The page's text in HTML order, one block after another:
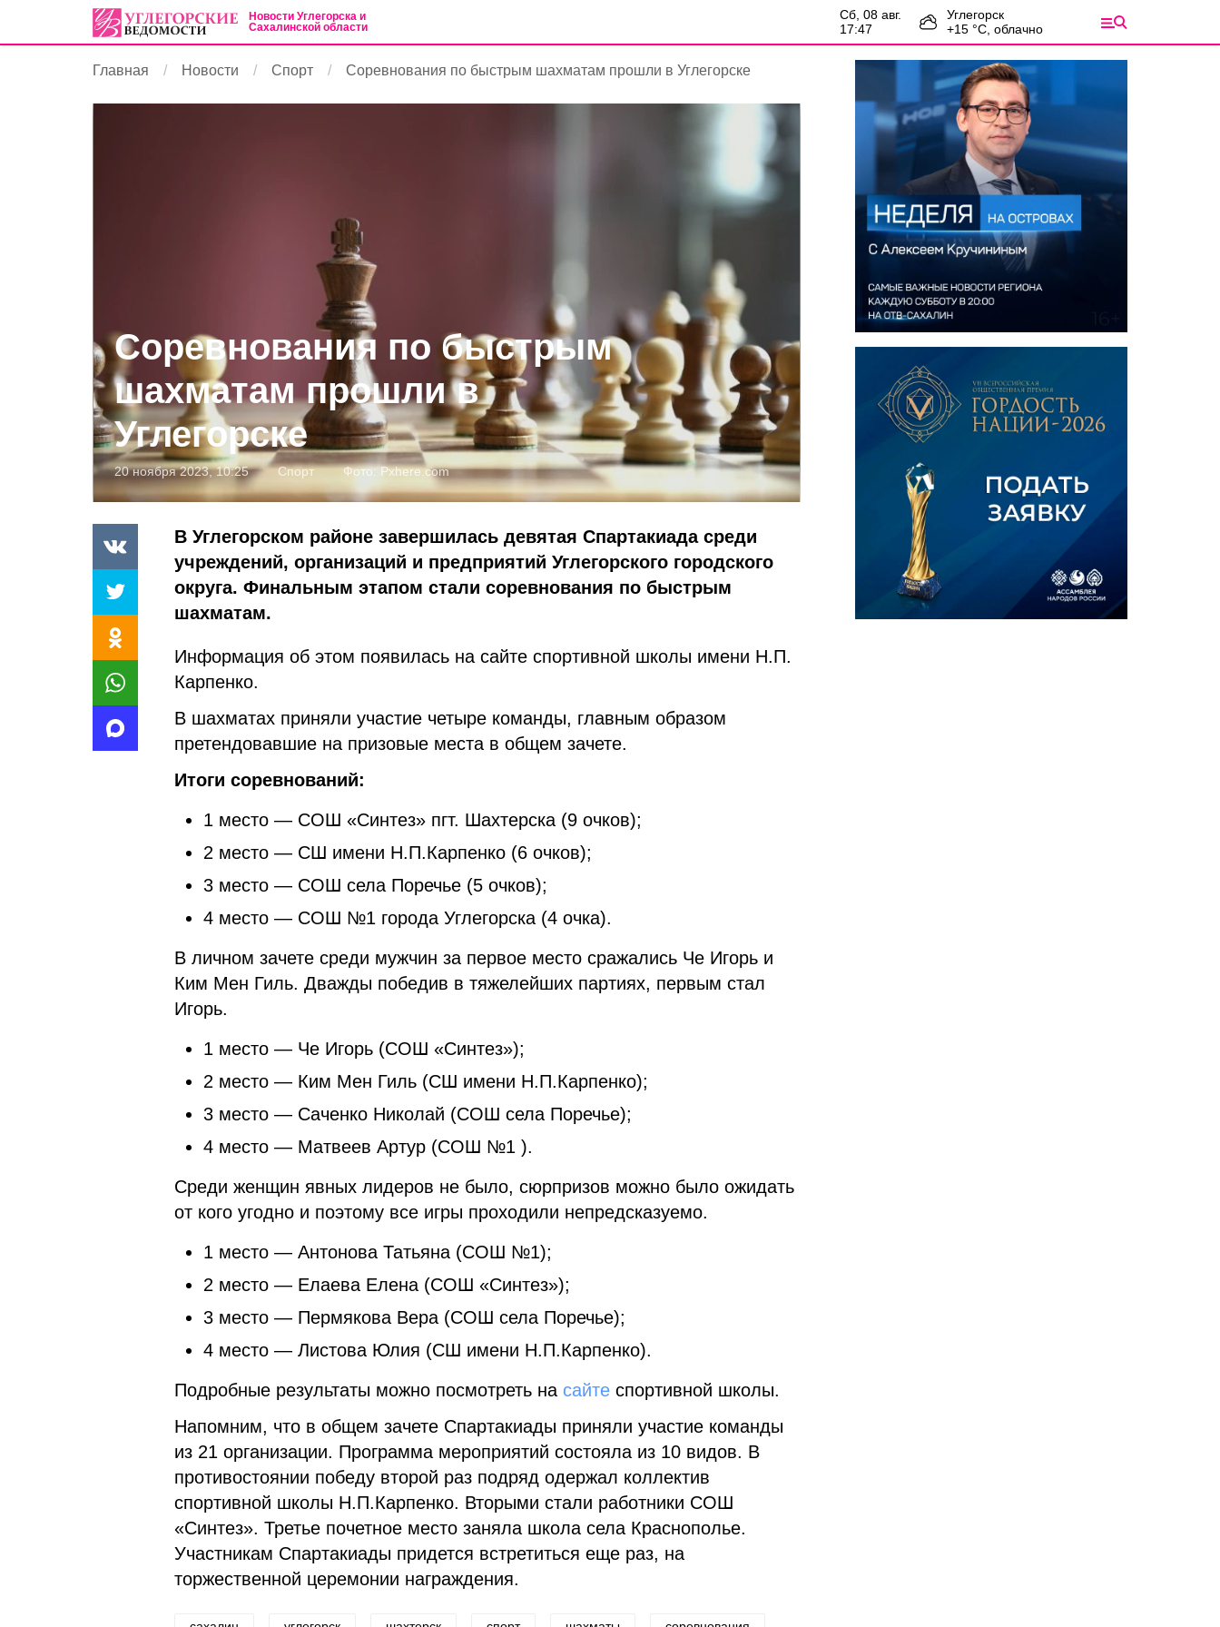
Новости Углегорска и
Сахалинской области
сб, 08 авг.
17:47
Углегорск
+15 °С, облачно
Главная Новости Спорт Соревнования по быстрым шахматам прошли в Углегорске
Соревнования по быстрым
шахматам прошли в
Углегорске
20 ноября 2023, 10:25 Спорт Фото:Pxhere.com
В Углегорском районе завершилась девятая Спартакиада среди
учреждений, организаций и предприятий Углегорского городского
округа. Финальным этапом стали соревнования по быстрым
шахматам.
Информация об этом появилась на сайте спортивной школы имени Н.П.
Карпенко.
В шахматах приняли участие четыре команды, главным образом
претендовавшие на призовые места в общем зачете.
Итоги соревнований:
1 место — СОШ «Синтез» пгт. Шахтерска (9 очков);
2 место — СШ имени Н.П.Карпенко (6 очков);
3 место — СОШ села Поречье (5 очков);
4 место — СОШ №1 города Углегорска (4 очка).
В личном зачете среди мужчин за первое место сражались Че Игорь и
Ким Мен Гиль. Дважды победив в тяжелейших партиях, первым стал
Игорь.
1 место — Че Игорь (СОШ «Синтез»);
2 место — Ким Мен Гиль (СШ имени Н.П.Карпенко);
3 место — Саченко Николай (СОШ села Поречье);
4 место — Матвеев Артур (СОШ №1 ).
Среди женщин явных лидеров не было, сюрпризов можно было ожидать
от кого угодно и поэтому все игры проходили непредсказуемо.
1 место — Антонова Татьяна (СОШ №1);
2 место — Елаева Елена (СОШ «Синтез»);
3 место — Пермякова Вера (СОШ села Поречье);
4 место — Листова Юлия (СШ имени Н.П.Карпенко).
Подробные результаты можно посмотреть на сайте спортивной школы.
Напомним, что в общем зачете Спартакиады приняли участие команды
из 21 организации. Программа мероприятий состояла из 10 видов. В
противостоянии победу второй раз подряд одержал коллектив
спортивной школы Н.П.Карпенко. Вторыми стали работники СОШ
«Синтез». Третье почетное место заняла школа села Краснополье.
Участникам Спартакиады придется встретиться еще раз, на
торжественной церемонии награждения.